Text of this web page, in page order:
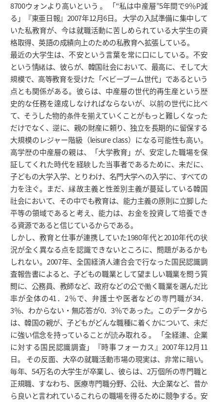
8700ウォンより高いという 。 「“私は中産層”5年間で9％P減
る」『東亜日報』2007年12月6日。 大学の入試準備に集中して
いた私教育が、今は就職活動に苦しめられている大学生の資
格取得、英語の成績向上のための私教育へ拡張している。
最近の大学生は、不安という言葉を常に口にしている。不安
という情緒は、彼らが、韓国社会において、最高に、そして大
規模で、高等教育を受けた「ベビーブーム世代」であるという
点とも関係がある。彼らは、中産層の世代的再生産という歴
史的な任務を達成しなければならないが、以前の世代に比べ
て、そうした物的条件を揃えていくことがもっと難しくなった
だけでなく、逆に、親の財産に頼り、独立を長期的に留保する
大規模のレジャー階級（leisure class）になる可能性も高い。
高学歴の中産層の親は、「大学教育」が、安定した職場を保
証してくれた時代を経験した当事者であるために、未だに、
子どもの大学入学、とりわけ、名門大学への入学に、すべての
力を注ぐ。まだ、縁故主義と性差別主義が蔓延している韓国
社会において、その中でも教育は、能力主義の原則に立脚した
平等の領域であると考え、能力は、お金を投資して培養でき
る資源であると信じているからである。
しかし、教育と仕事が連携していた1980年代と2010年代の状
況が全く異なる点を認識できないところに、問題があるかも
しれない。2007年、全国経済人連合会で行なった国民認識調
査報告書によると、子どもの職業として望ましい職業を問う質
問に、公務員、教師など、政府などの公で働く職業を選んだ比
率が全体の41．2％で、弁護士や医者などの専門職が34．
3％、わからない・無応答が0．3％であった。このデータから
は、韓国の親が、子どもがどんな職種に着くかについて、未だ
に強い信念を持っていることが読み取れる 。 「全経連、企業
に対する国民認識調査」『時事フォーカス』2007年12月11
日。 その反面、大卒の就職活動市場の現実は、非常に暗い。
毎年、54万名の大学生が卒業し、彼らは、2万個所の専門職と
正規職、すなわち、医療専門職分野、公社、大企業など、昔か
ら良いと言われているこれらの職場を得るために競争する。安